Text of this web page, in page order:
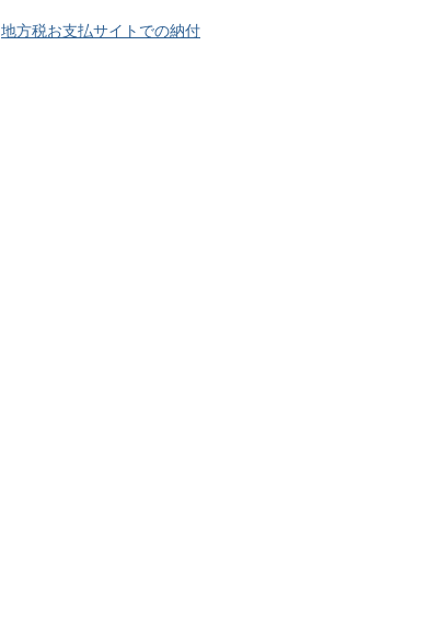
地方税お支払サイトでの納付